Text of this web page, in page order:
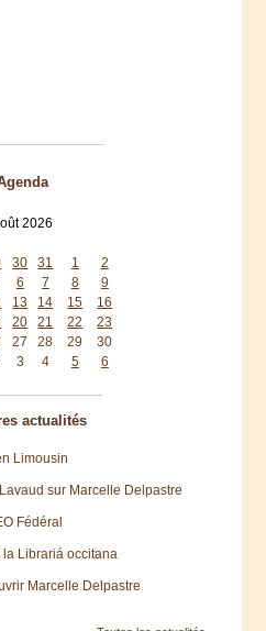
2026
30 31 1
2
6 7 8
9
13 14 15
16
20 21 22
23
27 28 29
30
3 4 5 6
actualités
Limousin
sur Marcelle Delpastre
Fédéral
Librariá occitana
Marcelle Delpastre